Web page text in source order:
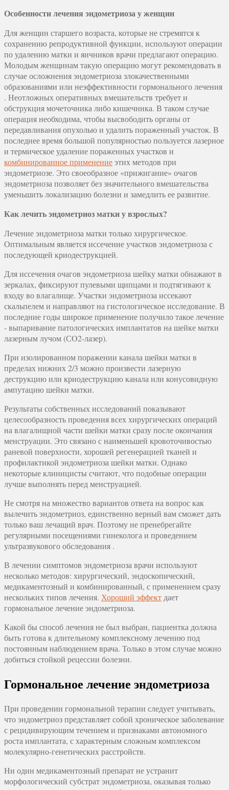
Особенности лечения эндометриоза у женщин
Для женщин старшего возраста, которые не стремятся к
сохранению репродуктивной функции, используют операции
по удалению матки и яичников врачи предлагают операцию.
Молодым женщинам такую операцию могут рекомендовать в
случае осложнения эндометриоза злокачественными
образованиями или неэффективности гормонального лечения
. Неотложных оперативных вмешательств требует и
обструкция мочеточника либо кишечника. В таком случае
операция необходима, чтобы высвободить органы от
передавливания опухолью и удалить пораженный участок. В
последнее время большой популярностью пользуется лазерное
и термическое удаление пораженных участков и
комбинированное применениеэтих методов при
эндометриозе. Это своеобразное «прижигание» очагов
эндометриоза позволяет без значительного вмешательства
уменьшить локализацию болезни и замедлить ее развитие.
Как лечить эндометриоз матки у взрослых?
Лечение эндометриоза матки только хирургическое.
Оптимальным является иссечение участков эндометриоза с
последующей криодеструкцией.
Для иссечения очагов эндометриоза шейку матки обнажают в
зеркалах, фиксируют пулевыми щипцами и подтягивают к
входу во влагалище. Участки эндометриоза иссекают
скальпелем и направляют на гистологическое исследование. В
последние годы широкое применение получило такое лечение
- выпаривание патологических имплантатов на шейке матки
лазерным лучом (СO2-лазер).
При изолированном поражении канала шейки матки в
пределах нижних 2/3 можно произвести лазерную
деструкцию или криодеструкцию канала или конусовидную
ампутацию шейки матки.
Результаты собственных исследований показывают
целесообразность проведения всех хирургических операций
на влагалищной части шейки матки сразу после окончания
менструации. Это связано с наименьшей кровоточивостью
раневой поверхности, хорошей регенерацией тканей и
профилактикой эндометриоза шейки матки. Однако
некоторые клиницисты считают, что подобные операции
лучше выполнять перед менструацией.
Не смотря на множество вариантов ответа на вопрос как
вылечить эндометриоз, единственно верный вам сможет дать
только ваш лечащий врач. Поэтому не пренебрегайте
регулярными посещениями гинеколога и проведением
ультразвукового обследования .
В лечении симптомов эндометриоза врачи используют
несколько методов: хирургический, эндоскопический,
медикаментозный и комбинированный, с применением сразу
нескольких типов лечения. Хороший эффектдает
гормональное лечение эндометриоза.
Какой бы способ лечения не был выбран, пациентка должна
быть готова к длительному комплексному лечению под
постоянным наблюдением врача. Только в этом случае можно
добиться стойкой рецессии болезни.
Гормональное лечение эндометриоза
При проведении гормональной терапии следует учитывать,
что эндометриоз представляет собой хроническое заболевание
с рецидивирующим течением и признаками автономного
роста имплантата, с характерным сложным комплексом
молекулярно-генетических расстройств.
Ни один медикаментозный препарат не устранит
морфологический субстрат эндометриоза, оказывая только